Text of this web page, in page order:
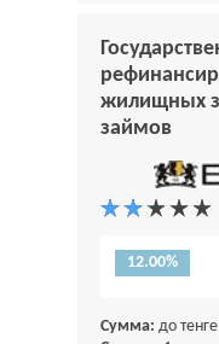
жилищных
займов
12.00%
Сумма: до тенге